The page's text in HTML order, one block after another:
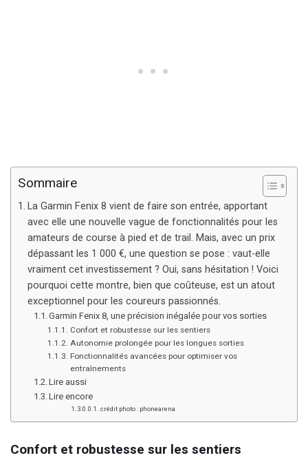
Sommaire
La Garmin Fenix 8 vient de faire son entrée, apportant
avec elle une nouvelle vague de fonctionnalités pour les
amateurs de course à pied et de trail. Mais, avec un prix
dépassant les 1 000 €, une question se pose : vaut-elle
vraiment cet investissement ? Oui, sans hésitation ! Voici
pourquoi cette montre, bien que coûteuse, est un atout
exceptionnel pour les coureurs passionnés.
Garmin Fenix 8, une précision inégalée pour vos sorties
Confort et robustesse sur les sentiers
Autonomie prolongée pour les longues sorties
Fonctionnalités avancées pour optimiser vos
entraînements
Lire aussi
Lire encore
crédit photo : phonearena
Confort et robustesse sur les sentiers